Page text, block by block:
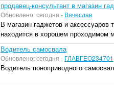
продавец-консультант в магазин
Обновлено: сегодня - Вячеслав
В магазин гаджетов и аксессуаров
находится в хорошем проходимом
Водитель самосвала
Обновлено: сегодня - ГЛАВГЕО234701
Водитель поноприводного